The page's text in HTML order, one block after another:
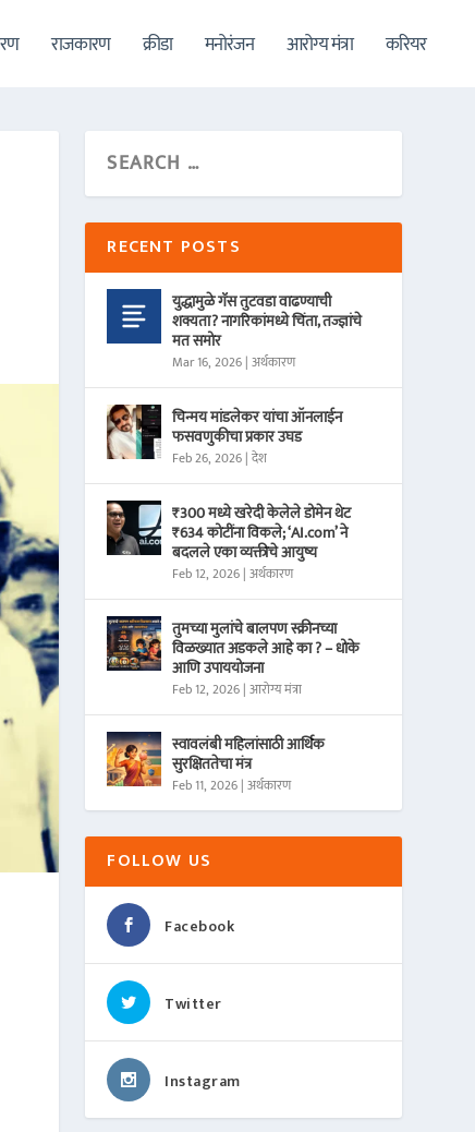
राजकारण क्रीडा मनोरंजन आरोग्य मंत्रा करियर
RECENT POSTS
युद्धामुळे गॅस तुटवडा वाढण्याची
शक्यता? नागरिकांमध्ये चिंता, तज्ज्ञांचे
मत समोर
Mar 16, 2026 |अर्थकारण
चिन्मय मांडलेकर यांचा ऑनलाईन
फसवणुकीचा प्रकार उघड
Feb 26, 2026 |देश
₹300 मध्ये खरेदी केलेले डोमेन थेट
₹634 कोटींना विकले; ‘AI.com’ ने
बदलले एका व्यक्तीचे आयुष्य
Feb 12, 2026 |अर्थकारण
तुमच्या मुलांचे बालपण स्क्रीनच्या
विळख्यात अडकले आहे का ? – धोके
आणि उपाययोजना
Feb 12, 2026 |आरोग्य मंत्रा
स्वावलंबी महिलांसाठी आर्थिक
सुरक्षिततेचा मंत्र
Feb 11, 2026 |अर्थकारण
FOLLOW US
Facebook
Twitter
Instagram